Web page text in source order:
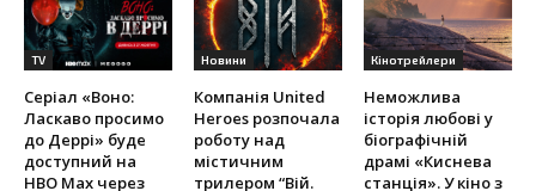
TV
Серіал «Воно:
Ласкаво просимо
до Деррі» буде
доступний на
HBO Max через
Новини
Компанія United
Heroes розпочала
роботу над
містичним
трилером “Вій.
Кінотрейлери
Неможлива
історія любові у
біографічній
драмі «Киснева
станція». У кіно з